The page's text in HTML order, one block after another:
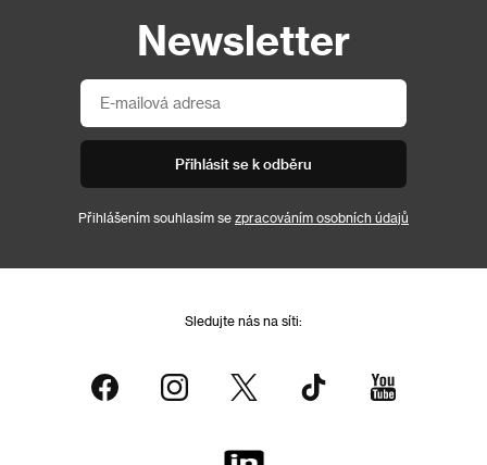
Newsletter
Přihlásit se k odběru
Přihlášením souhlasím se zpracováním osobních údajů
Sledujte nás na síti: